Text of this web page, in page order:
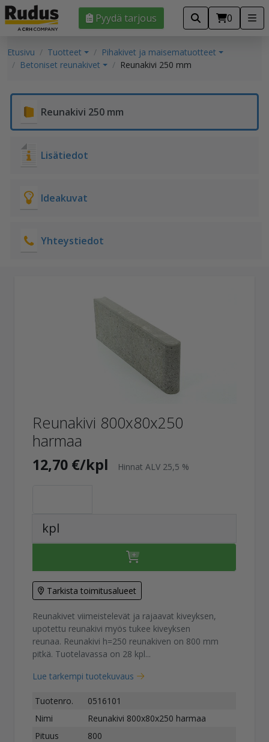
Pyydä tarjous 0
Etusivu Tuotteet
Pihakivet ja maisematuotteet
Betoniset reunakivet
Reunakivi 250 mm
Reunakivi 250 mm
Lisätiedot
Ideakuvat
Yhteystiedot
Reunakivi 800x80x250
harmaa
12,70 €/kpl Hinnat ALV 25,5 %
kpl
Tarkista toimitusalueet
Reunakivet viimeistelevät ja rajaavat kiveyksen,
upotettu reunakivi myös tukee kiveyksen
reunaa. Reunakivi h=250 reunakiven on 800 mm
pitkä. Tuotelavassa on 28 kpl...
Lue tarkempi tuotekuvaus
Tuotenro.
0516101
Nimi
Reunakivi 800x80x250 harmaa
Pituus
800